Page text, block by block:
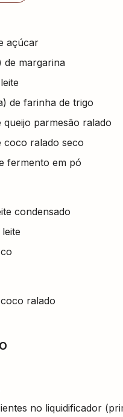
açúcar
de margarina
de farinha de trigo
parmesão ralado
ralado seco
fermento em pó
condensado
ralado
no liquidificador